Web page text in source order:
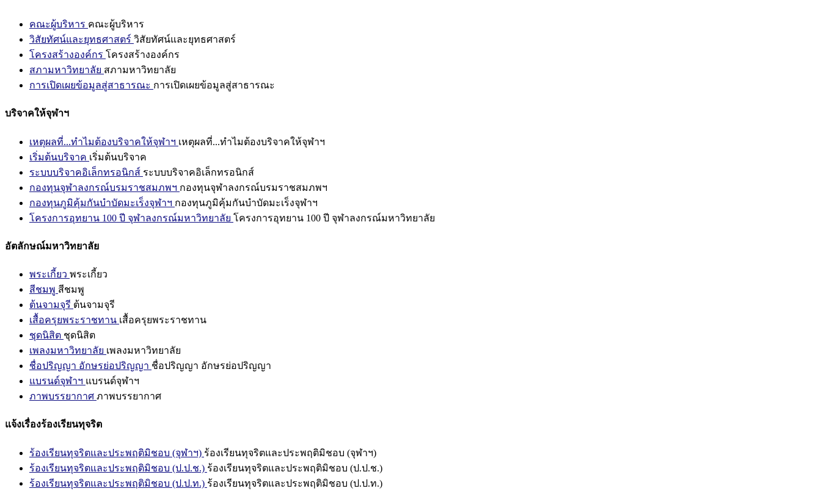
คณะผู้บริหาร คณะผู้บริหาร
วิสัยทัศน์และยุทธศาสตร์ วิสัยทัศน์และยุทธศาสตร์
โครงสร้างองค์กร โครงสร้างองค์กร
สภามหาวิทยาลัย สภามหาวิทยาลัย
การเปิดเผยข้อมูลสู่สาธารณะ การเปิดเผยข้อมูลสู่สาธารณะ
บริจาคให้จุฬาฯ
เหตุผลที่...ทำไมต้องบริจาคให้จุฬาฯ เหตุผลที่...ทำไมต้องบริจาคให้จุฬาฯ
เริ่มต้นบริจาค เริ่มต้นบริจาค
ระบบบริจาคอิเล็กทรอนิกส์ ระบบบริจาคอิเล็กทรอนิกส์
กองทุนจุฬาลงกรณ์บรมราชสมภพฯ กองทุนจุฬาลงกรณ์บรมราชสมภพฯ
กองทุนภูมิคุ้มกันบำบัดมะเร็งจุฬาฯ กองทุนภูมิคุ้มกันบำบัดมะเร็งจุฬาฯ
โครงการอุทยาน 100 ปี จุฬาลงกรณ์มหาวิทยาลัย โครงการอุทยาน 100 ปี จุฬาลงกรณ์มหาวิทยาลัย
อัตลักษณ์มหาวิทยาลัย
พระเกี้ยว พระเกี้ยว
สีชมพู สีชมพู
ต้นจามจุรี ต้นจามจุรี
เสื้อครุยพระราชทาน เสื้อครุยพระราชทาน
ชุดนิสิต ชุดนิสิต
เพลงมหาวิทยาลัย เพลงมหาวิทยาลัย
ชื่อปริญญา อักษรย่อปริญญา ชื่อปริญญา อักษรย่อปริญญา
แบรนด์จุฬาฯ แบรนด์จุฬาฯ
ภาพบรรยากาศ ภาพบรรยากาศ
แจ้งเรื่องร้องเรียนทุจริต
ร้องเรียนทุจริตและประพฤติมิชอบ (จุฬาฯ) ร้องเรียนทุจริตและประพฤติมิชอบ (จุฬาฯ)
ร้องเรียนทุจริตและประพฤติมิชอบ (ป.ป.ช.) ร้องเรียนทุจริตและประพฤติมิชอบ (ป.ป.ช.)
ร้องเรียนทุจริตและประพฤติมิชอบ (ป.ป.ท.) ร้องเรียนทุจริตและประพฤติมิชอบ (ป.ป.ท.)